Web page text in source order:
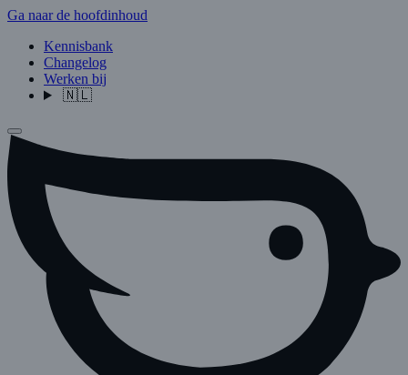
Ga naar de hoofdinhoud
Kennisbank
Changelog
Werken bij
🇳🇱